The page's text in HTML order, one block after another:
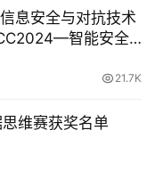
息安全与对抗技术
智能安全
21.7K
维赛获奖名单